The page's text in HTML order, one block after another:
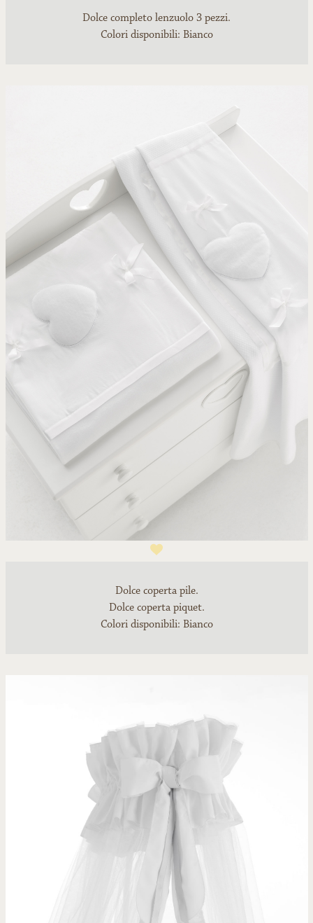
Dolce completo lenzuolo 3 pezzi.
Colori disponibili: Bianco
Dolce coperta pile.
Dolce coperta piquet.
Colori disponibili: Bianco